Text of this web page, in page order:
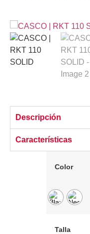
Descripción
Características
Color
Talla